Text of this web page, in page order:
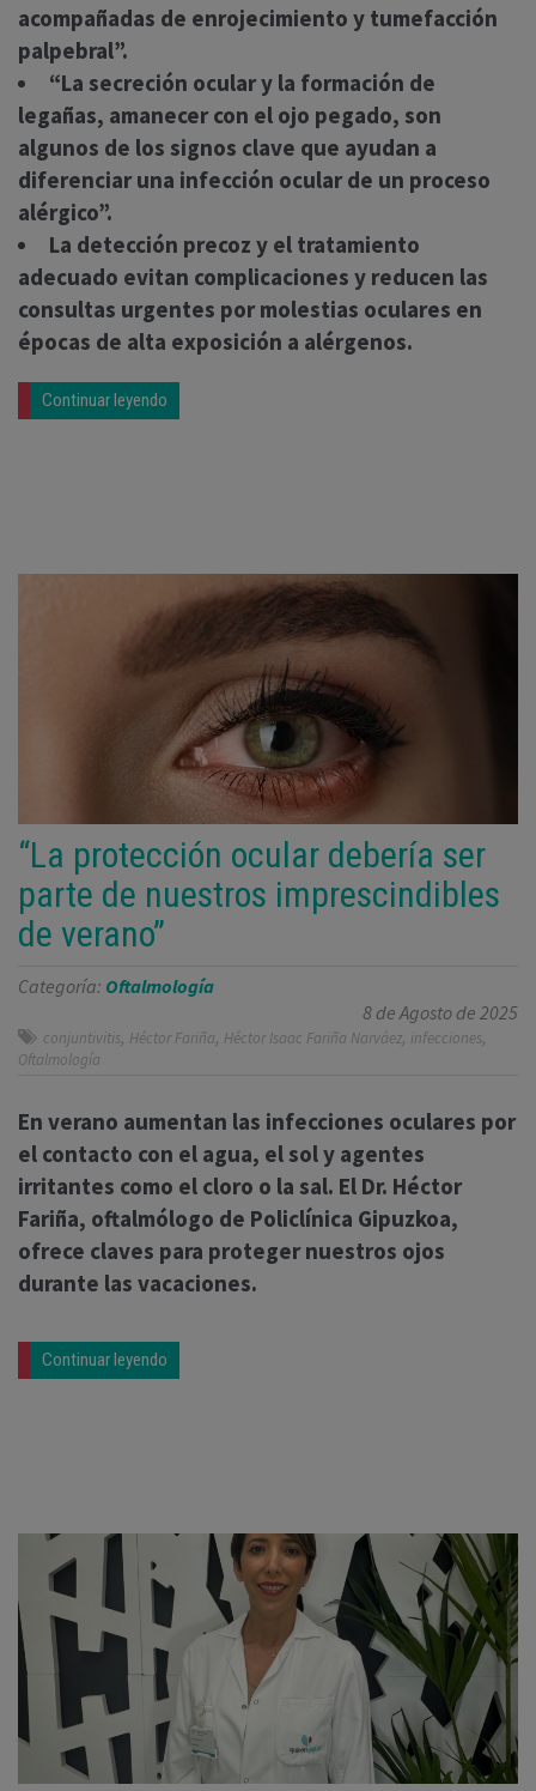
acompañadas de enrojecimiento y tumefacción
palpebral”.
“La secreción ocular y la formación de
legañas, amanecer con el ojo pegado, son
algunos de los signos clave que ayudan a
diferenciar una infección ocular de un proceso
alérgico”.
La detección precoz y el tratamiento
adecuado evitan complicaciones y reducen las
consultas urgentes por molestias oculares en
épocas de alta exposición a alérgenos.
Continuar leyendo
“La protección ocular debería ser
parte de nuestros imprescindibles
de verano”
Categoría: Oftalmología
8 de Agosto de 2025
conjuntivitis, Héctor Fariña, Héctor Isaac Fariña Narváez, infecciones,
Oftalmología
En verano aumentan las infecciones oculares por
el contacto con el agua, el sol y agentes
irritantes como el cloro o la sal. El Dr. Héctor
Fariña, oftalmólogo de Policlínica Gipuzkoa,
ofrece claves para proteger nuestros ojos
durante las vacaciones.
Continuar leyendo